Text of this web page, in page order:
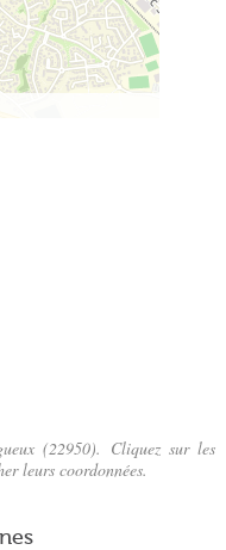
(22950). Cliquez sur les
leurs coordonnées.